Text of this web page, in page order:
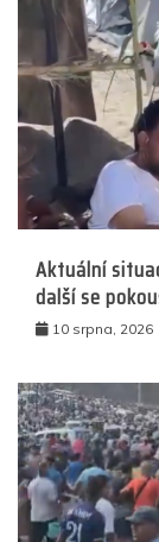
Aktuální
další se
10 srpna, 2026